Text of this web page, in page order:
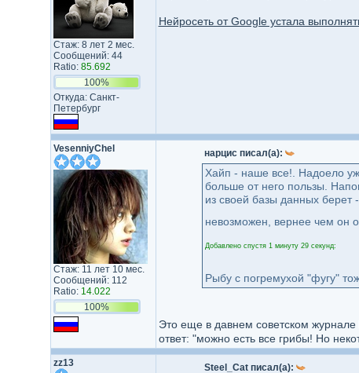
Стаж: 8 лет 2 мес.
Сообщений: 44
Ratio: 85.692
100%
Откуда: Санкт-
Петербург
Нейросеть от Google устала
VesenniyChel
Стаж: 11 лет 10 мес.
Сообщений: 112
Ratio: 14.022
100%
нарцис писал(а):
Хайп - наше все!. Надоело
больше от него пользы.
из своей базы данных
невозможен, вернее чем он
Добавлено спустя 1 минуту 29 секунд:
Рыбу с погремухой "фугу"
Это еще в давнем советском
ответ: "можно есть все грибы! Но
zz13 Steel_Cat писал(а):